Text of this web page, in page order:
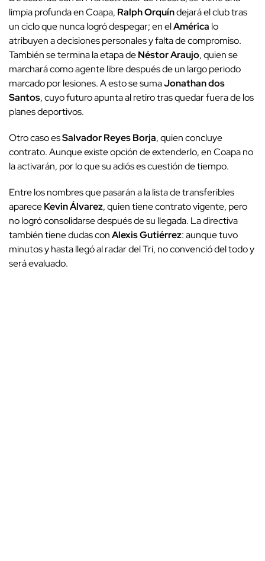
limpia profunda en Coapa, Ralph Orquíndejará el club tras
un ciclo que nunca logró despegar; en elAmérica lo
atribuyen a decisiones personales y falta de compromiso.
También se termina la etapa deNéstor Araujo, quien se
marchará como agente libre después de un largo periodo
marcado por lesiones. A esto se sumaJonathan dos
Santos, cuyo futuro apunta al retiro tras quedar fuera de los
planes deportivos.
Otro caso esSalvador Reyes Borja, quien concluye
contrato. Aunque existe opción de extenderlo, en Coapa no
la activarán, por lo que su adiós es cuestión de tiempo.
Entre los nombres que pasarán a la lista de transferibles
apareceKevin Álvarez, quien tiene contrato vigente, pero
no logró consolidarse después de su llegada. La directiva
también tiene dudas conAlexis Gutiérrez: aunque tuvo
minutos y hasta llegó al radar del Tri, no convenció del todo y
será evaluado.